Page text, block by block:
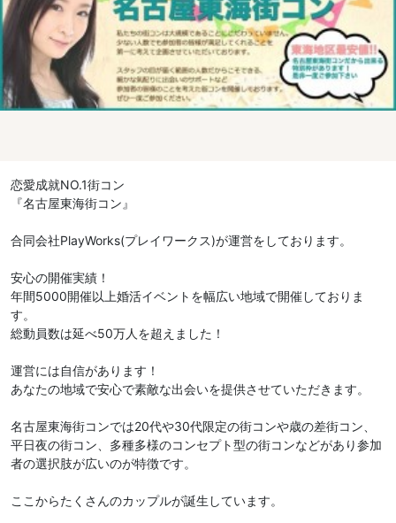
恋愛成就NO.1街コン
『名古屋東海街コン』
合同会社PlayWorks(プレイワークス)が運営をしております。
安心の開催実績！
年間5000開催以上婚活イベントを幅広い地域で開催しておりま
す。
総動員数は延べ50万人を超えました！
運営には自信があります！
あなたの地域で安心で素敵な出会いを提供させていただきます。
名古屋東海街コンでは20代や30代限定の街コンや歳の差街コン、
平日夜の街コン、多種多様のコンセプト型の街コンなどがあり参加
者の選択肢が広いのが特徴です。
ここからたくさんのカップルが誕生しています。